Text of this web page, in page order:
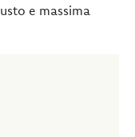
e massima